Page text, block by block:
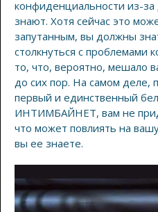
конфиденциальности из-за
знают. Хотя сейчас это
запутанным, вы должны
столкнуться с
то, что, вероятно, мешало
до сих пор. На самом деле,
первый и единственный
ИНТИМБАЙНЕТ, вам не
что может повлиять на
вы ее знаете.